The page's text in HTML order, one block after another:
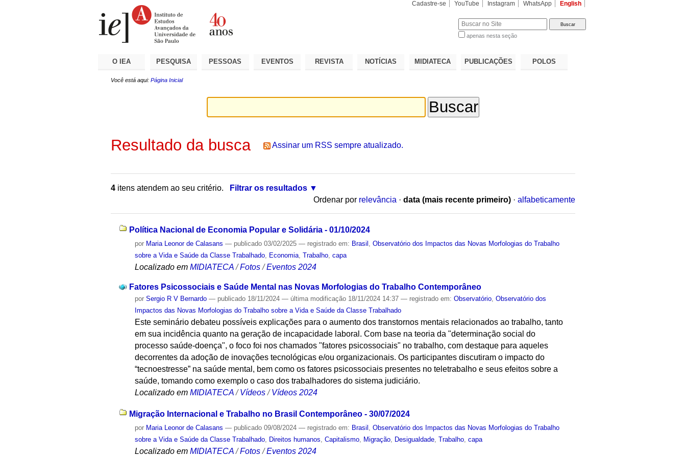
Cadastre-se YouTube Instagram WhatsApp English
apenas nesta seção
O IEA PESQUISA PESSOAS EVENTOS REVISTA NOTÍCIAS MIDIATECA PUBLICAÇÕES POLOS
Você está aqui: Página Inicial
Resultado da busca Assinar um RSS sempre atualizado.
4 itens atendem ao seu critério.
Filtrar os resultados
Ordenar por relevância · data (mais recente primeiro) · alfabeticamente
Política Nacional de Economia Popular e Solidária - 01/10/2024
por Maria Leonor de Calasans — publicado 03/02/2025— registrado em: Brasil ,Observatório dos Impactos das Novas Morfologias do Trabalho
sobre a Vida e Saúde da Classe Trabalhado
Economia ,Trabalho ,capa
Localizado em MIDIATECA /Fotos /Eventos 2024
Fatores Psicossociais e Saúde Mental nas Novas Morfologias do Trabalho Contemporâneo
porSergio R V Bernardo — publicado 18/11/2024— última modificação 18/11/2024 14:37— registrado em:Observatório ,Observatório dos
Impactos das Novas Morfologias do Trabalho sobre a Vida e Saúde da Classe Trabalhado
Este seminário debateu possíveis explicações para o aumento dos transtornos mentais relacionados ao trabalho, tanto
em sua incidência quanto na geração de incapacidade laboral. Com base na teoria da "determinação social do
processo saúde-doença", o foco foi nos chamados "fatores psicossociais" no trabalho, com destaque para aqueles
decorrentes da adoção de inovações tecnológicas e/ou organizacionais. Os participantes discutiram o impacto do
“tecnoestresse” na saúde mental, bem como os fatores psicossociais presentes no teletrabalho e seus efeitos sobre a
saúde, tomando como exemplo o caso dos trabalhadores do sistema judiciário.
Localizado em MIDIATECA /Vídeos /Vídeos 2024
Migração Internacional e Trabalho no Brasil Contemporâneo - 30/07/2024
por Maria Leonor de Calasans — publicado 09/08/2024— registrado em: Brasil ,Observatório dos Impactos das Novas Morfologias do Trabalho
sobre a Vida e Saúde da Classe Trabalhado, Direitos humanos,Capitalismo, Migração, Desigualdade,Trabalho,capa
Localizado em MIDIATECA /Fotos /Eventos 2024